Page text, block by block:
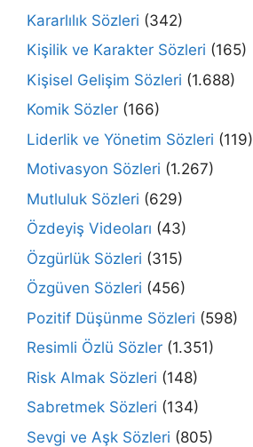
Kararlılık Sözleri (342)
Kişilik ve Karakter Sözleri (165)
Kişisel Gelişim Sözleri (1.688)
Komik Sözler (166)
Liderlik ve Yönetim Sözleri (119)
Motivasyon Sözleri (1.267)
Mutluluk Sözleri (629)
Özdeyiş Videoları (43)
Özgürlük Sözleri (315)
Özgüven Sözleri (456)
Pozitif Düşünme Sözleri (598)
Resimli Özlü Sözler (1.351)
Risk Almak Sözleri (148)
Sabretmek Sözleri (134)
Sevgi ve Aşk Sözleri (805)